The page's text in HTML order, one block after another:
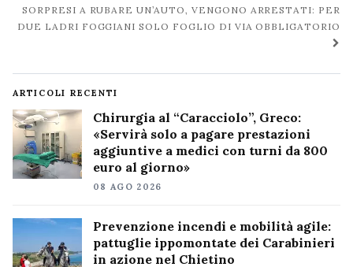
SORPRESI A RUBARE UN’AUTO, VENGONO ARRESTATI: PER
DUE LADRI FOGGIANI SOLO FOGLIO DI VIA OBBLIGATORIO
ARTICOLI RECENTI
Chirurgia al “Caracciolo”, Greco:
«Servirà solo a pagare prestazioni
aggiuntive a medici con turni da 800
euro al giorno»
08 AGO 2026
Prevenzione incendi e mobilità agile:
pattuglie ippomontate dei Carabinieri
in azione nel Chietino